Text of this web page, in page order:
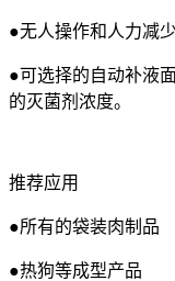
●无人操作和人力减
●可选择的自动补液
的灭菌剂浓度。
推荐应用
●所有的袋装肉制品
●热狗等成型产品